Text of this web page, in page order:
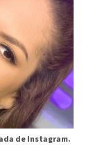
de Instagram.